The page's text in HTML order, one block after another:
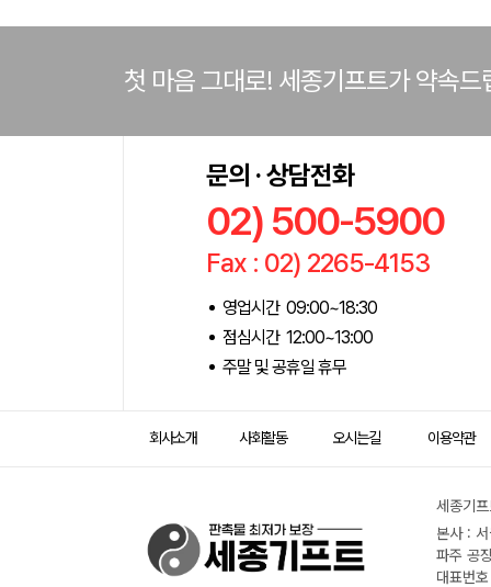
첫 마음 그대로! 세종기프트가 약속드
문의 · 상담전화
02) 500-5900
Fax : 02) 2265-4153
영업시간 09:00~18:30
점심시간 12:00~13:00
주말 및 공휴일 휴무
회사소개 사회활동 오시는길 이용약관
세종기
본사 :
파주 공
대표번